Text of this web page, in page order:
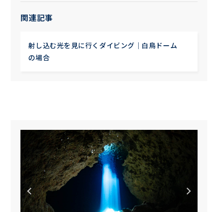
関連記事
射し込む光を見に行くダイビング｜白鳥ドーム
の場合